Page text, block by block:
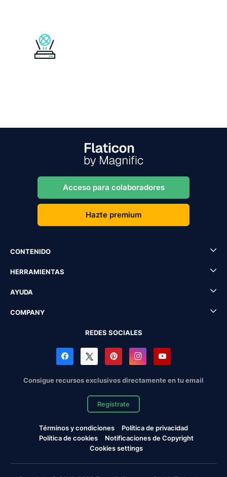
Acceso para colaboradores
Hazte premium
CONTENIDO
HERRAMIENTAS
AYUDA
COMPANY
REDES SOCIALES
Consigue recursos exclusivos directamente en tu email
Regístrate
Términos y condiciones
Política de privacidad
Política de cookies
Notificaciones de Copyright
Cookies settings